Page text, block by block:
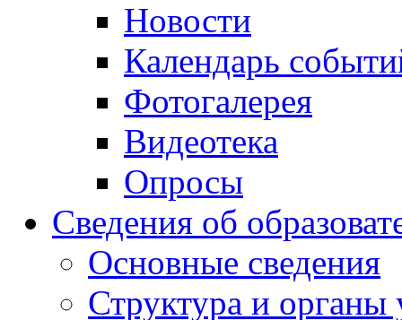
Новости
Календарь
Фотогалерея
Видеотека
Опросы
Сведения об
Основные сведения
Структура и органы